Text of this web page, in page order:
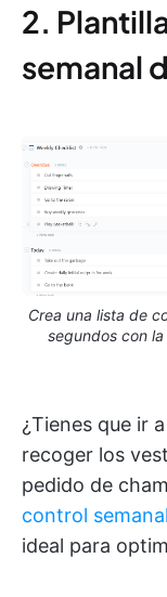
2.
semanal
Crea una lista de
segundos con
¿Tienes que ir
recoger los
pedido de
control
ideal para